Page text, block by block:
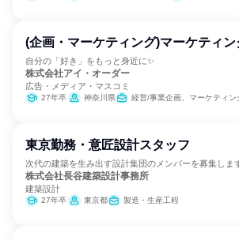
(企画・マーケティング)マーケティ
自分の「好き」をもっと身近に✨
株式会社アイ・オーダー
広告・メディア・マスコミ
27年卒 神奈川県 経営/事業企画、マーケティン
東京勤務・意匠設計スタッフ
次代の建築を生み出す設計集団のメンバーを募集しま
株式会社長谷建築設計事務所
建築設計
27年卒 東京都 製造・生産工程